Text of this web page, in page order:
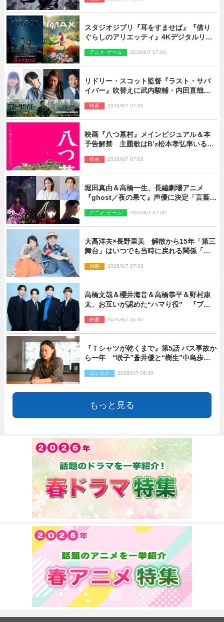
スタジオジブリ『耳をすませば』『借り
ぐらしのアリエッティ』4Kデジタルリマ
アニメ･ゲーム 2026/8/7 07:00
リドリー・スコット監督『ラスト・サバ
イバー』吹替えに武内駿輔・内田直哉・
結！
映画 2026/8/7 07:00
映画『八つ墓村』メインビジュアル＆本
予告解禁 主題歌はB’z松本孝弘率いる
映画 2026/8/7 07:00
堀田真由＆高橋一生、長編劇場アニメ
『ghost／夜の果て』声優に決定「言葉に
た」
アニメ･ゲーム 2026/8/7 07:00
大高洋夫×長野里美 解散から15年「第三
舞台」はいつでも当時に戻れる関係「や
演劇 2026/8/7 07:00
高橋文哉＆櫻井海音＆高橋恭平＆野村康
太、お互いが認めた“ハマり役” 『ブル
映画 2026/8/7 06:30
『Ｔシャツが乾くまで』第5話 バス事故か
ら一年 “咲子”蒼井優と“樹生”中島歩は
エンタメ 2026/8/7 06:30
もっと見る